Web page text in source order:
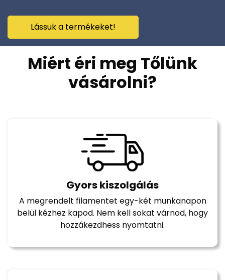
Lássuk a termékeket!
Miért éri meg Tőlünk
vásárolni?
Gyors kiszolgálás
A megrendelt filamentet egy-két munkanapon
belül kézhez kapod. Nem kell sokat várnod, hogy
hozzákezdhess nyomtatni.